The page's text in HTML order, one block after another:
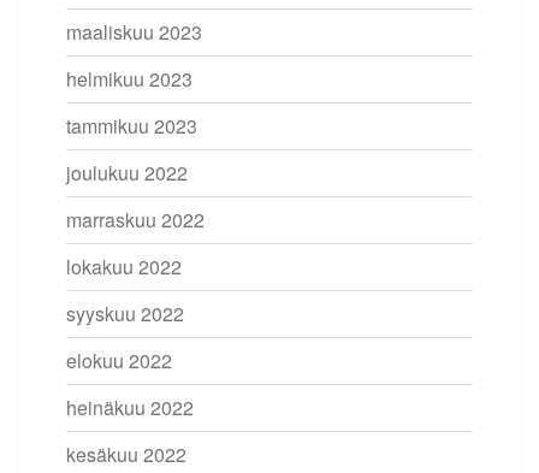
maaliskuu 2023
helmikuu 2023
tammikuu 2023
joulukuu 2022
marraskuu 2022
lokakuu 2022
syyskuu 2022
elokuu 2022
heinäkuu 2022
kesäkuu 2022